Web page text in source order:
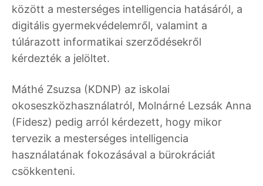
között a mesterséges intelligencia hatásáról, a
digitális gyermekvédelemről, valamint a
túlárazott informatikai szerződésekről
kérdezték a jelöltet.
Máthé Zsuzsa (KDNP) az iskolai
okoseszközhasználatról, Molnárné Lezsák Anna
(Fidesz) pedig arról kérdezett, hogy mikor
tervezik a mesterséges intelligencia
használatának fokozásával a bürokráciát
csökkenteni.